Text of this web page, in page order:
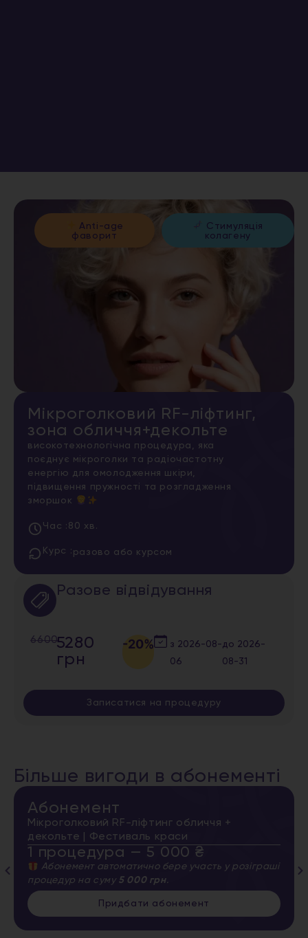
Anti-age
фаворит
Стимуляція
колагену
Мікроголковий RF-ліфтинг,
зона обличчя+декольте
високотехнологічна процедура, яка
поєднує мікроголки та радіочастотну
енергію для омолодження шкіри,
підвищення пружності та розгладження
зморшок
Час : 80 хв.
Курс : разово або курсом
Разове відвідування
66005280
грн
-20% з 2026-08-
06
до 2026-
08-31
Записатися на процедуру
Більше вигоди в абонементі
Абонемент
Мікроголковий RF-ліфтинг обличчя +
декольте | Фестиваль краси
1 процедура — 5 000 ₴
Абонемент автоматично бере участь у розіграші
процедур на суму 5 000 грн.
Придбати абонемент